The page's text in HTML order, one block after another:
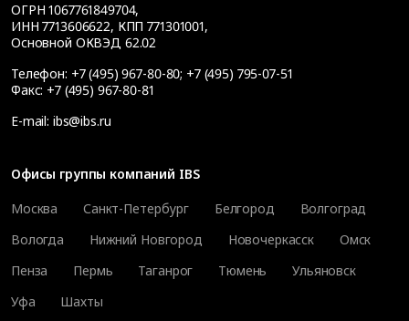
ОГРН 1067761849704,
ИНН 7713606622, КПП 771301001,
Основной ОКВЭД 62.02
Телефон: +7 (495) 967-80-80; +7 (495) 795-07-51
Факс: +7 (495) 967-80-81
E-mail: ibs@ibs.ru
Офисы группы компаний IBS
Москва
Санкт-Петербург Белгород
Волгоград
Вологда
Нижний Новгород Новочеркасск
Омск
Пенза
Пермь Таганрог Тюмень
Ульяновск
Уфа
Шахты